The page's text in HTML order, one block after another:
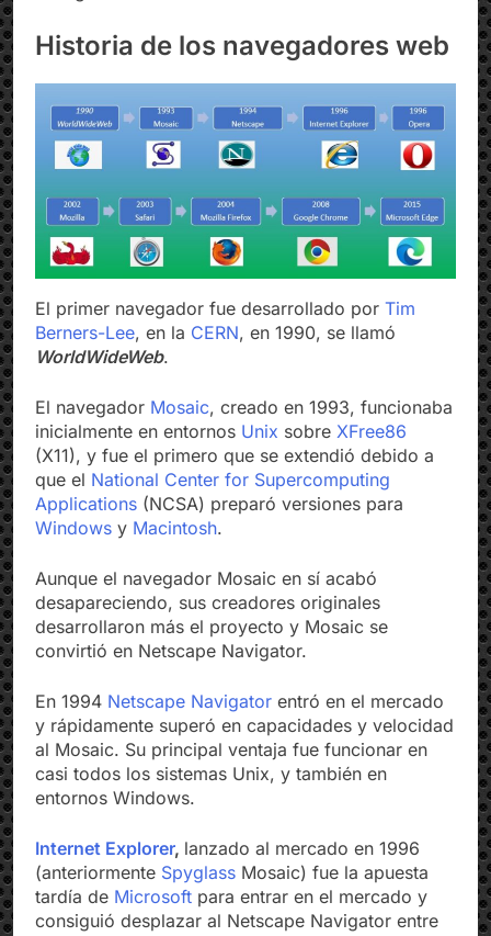
Historia de los navegadores web
El primer navegador fue desarrollado porTim
Berners-Lee, en la
El navegadorMosaic, creado en 1993, funcionaba
inicialmente en entornosUnix sobreXFree86
(X11), y fue el primero que se extendió debido a
que elNational Center for Supercomputing
Applications(NCSA) preparó versiones para
Aunque el navegador Mosaic en sí acabó
desapareciendo, sus creadores originales
desarrollaron más el proyecto y Mosaic se
En 1994Netscape Navigatorentró en el mercado
y rápidamente superó en capacidades y velocidad
al Mosaic. Su principal ventaja fue funcionar en
casi todos los sistemas Unix, y también en
Internet Explorer,lanzado al mercado en 1996
(anteriormenteSpyglass Mosaic) fue la apuesta
tardía de Microsoftpara entrar en el mercado y